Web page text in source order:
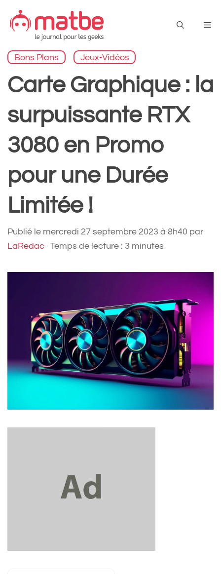
contenu
Bons Plans Jeux-Vidéos
Carte Graphique : la
surpuissante RTX
3080 en Promo
pour une Durée
Limitée !
Publié le mercredi 27 septembre 2023 à 8h40 par
LaRedac · Temps de lecture : 3 minutes